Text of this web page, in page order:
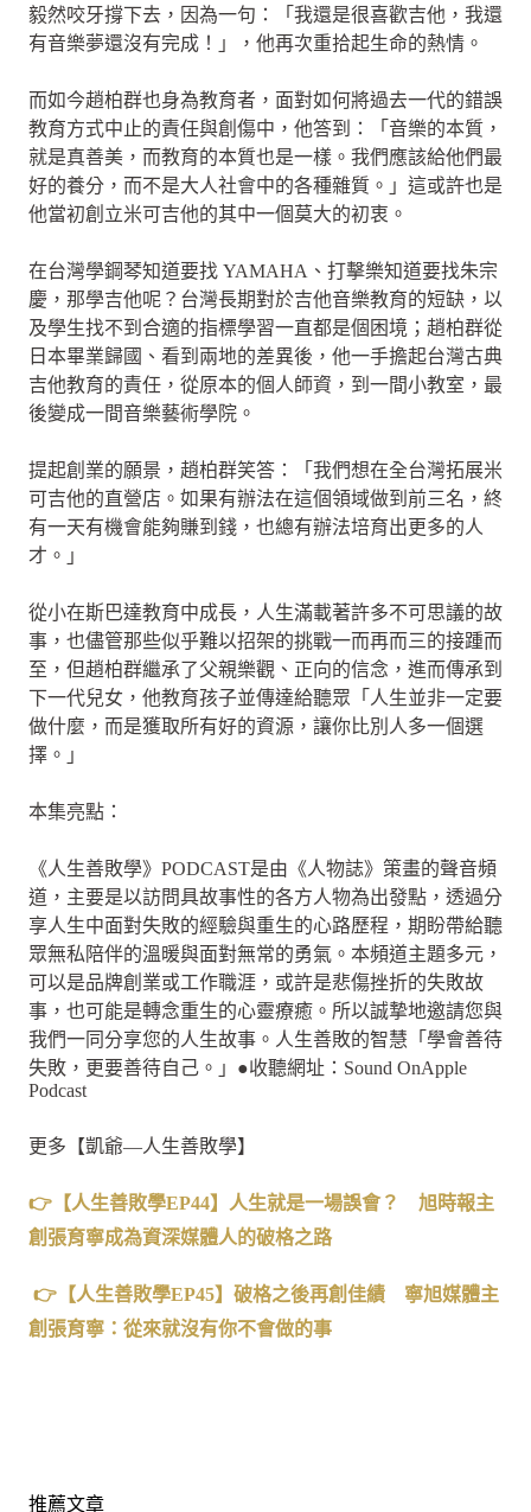
毅然咬牙撐下去，因為一句：「我還是很喜歡吉他，我還
有音樂夢還沒有完成！」，他再次重拾起生命的熱情。
而如今趙柏群也身為教育者，面對如何將過去一代的錯誤
教育方式中止的責任與創傷中，他答到：「音樂的本質，
就是真善美，而教育的本質也是一樣。我們應該給他們最
好的養分，而不是大人社會中的各種雜質。」這或許也是
他當初創立米可吉他的其中一個莫大的初衷。
在台灣學鋼琴知道要找 YAMAHA、打擊樂知道要找朱宗
慶，那學吉他呢？台灣長期對於吉他音樂教育的短缺，以
及學生找不到合適的指標學習一直都是個困境；趙柏群從
日本畢業歸國、看到兩地的差異後，他一手擔起台灣古典
吉他教育的責任，從原本的個人師資，到一間小教室，最
後變成一間音樂藝術學院。
提起創業的願景，趙柏群笑答：「我們想在全台灣拓展米
可吉他的直營店。如果有辦法在這個領域做到前三名，終
有一天有機會能夠賺到錢，也總有辦法培育出更多的人
才。」
從小在斯巴達教育中成長，人生滿載著許多不可思議的故
事，也儘管那些似乎難以招架的挑戰一而再而三的接踵而
至，但趙柏群繼承了父親樂觀、正向的信念，進而傳承到
下一代兒女，他教育孩子並傳達給聽眾「人生並非一定要
做什麼，而是獲取所有好的資源，讓你比別人多一個選
擇。」
本集亮點：
《人生善敗學》PODCAST是由《人物誌》策畫的聲音頻
道，主要是以訪問具故事性的各方人物為出發點，透過分
享人生中面對失敗的經驗與重生的心路歷程，期盼帶給聽
眾無私陪伴的溫暖與面對無常的勇氣。本頻道主題多元，
可以是品牌創業或工作職涯，或許是悲傷挫折的失敗故
事，也可能是轉念重生的心靈療癒。所以誠摯地邀請您與
我們一同分享您的人生故事。人生善敗的智慧「學會善待
失敗，更要善待自己。」●收聽網址：Sound OnApple
Podcast
更多【凱爺—人生善敗學】
👉【人生善敗學EP44】人生就是一場誤會？ 旭時報主
創張育寧成為資深媒體人的破格之路
👉【人生善敗學EP45】破格之後再創佳績 寧旭媒體主
創張育寧：從來就沒有你不會做的事
推薦文章